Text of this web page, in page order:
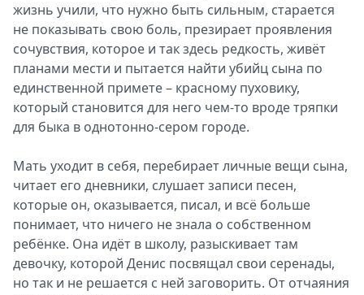
жизнь учили, что нужно быть сильным, старается
не показывать свою боль, презирает проявления
сочувствия, которое и так здесь редкость, живёт
планами мести и пытается найти убийц сына по
единственной примете – красному пуховику,
который становится для него чем-то вроде тряпки
для быка в однотонно-сером городе.
Мать уходит в себя, перебирает личные вещи сына,
читает его дневники, слушает записи песен,
которые он, оказывается, писал, и всё больше
понимает, что ничего не знала о собственном
ребёнке. Она идёт в школу, разыскивает там
девочку, которой Денис посвящал свои серенады,
но так и не решается с ней заговорить. От отчаяния